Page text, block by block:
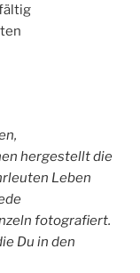
hergestellt die
Leben
fotografiert.
Du in den